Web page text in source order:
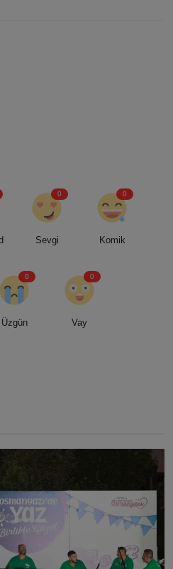
Sevgi
0
Komik
0
Üzgün
0
Vay
0